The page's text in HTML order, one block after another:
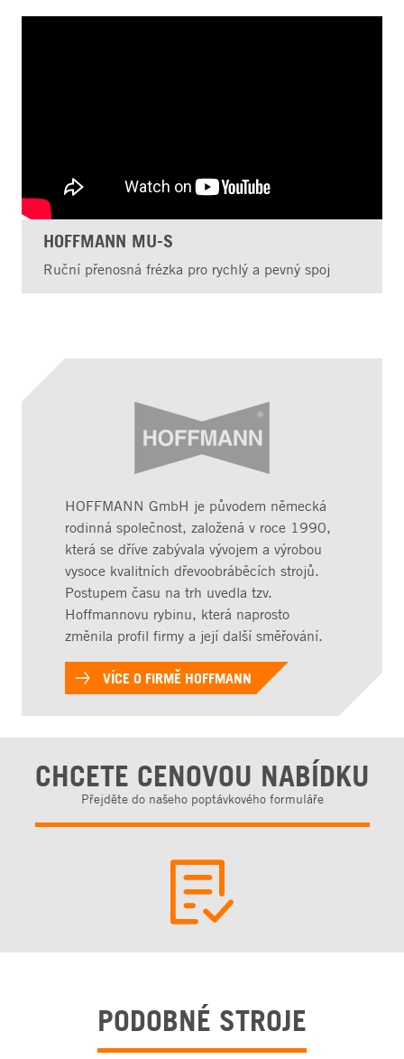
HOFFMANN MU-S
Ruční přenosná frézka pro rychlý a pevný spoj
HOFFMANN GmbH je původem německá
rodinná společnost, založená v roce 1990,
která se dříve zabývala vývojem a výrobou
vysoce kvalitních dřevoobráběcích strojů.
Postupem času na trh uvedla tzv.
Hoffmannovu rybinu, která naprosto
změnila profil firmy a její další směřování.
VÍCE O FIRMĚ HOFFMANN
CHCETE CENOVOU NABÍDKU
Přejděte do našeho poptávkového formuláře
PODOBNÉ STROJE